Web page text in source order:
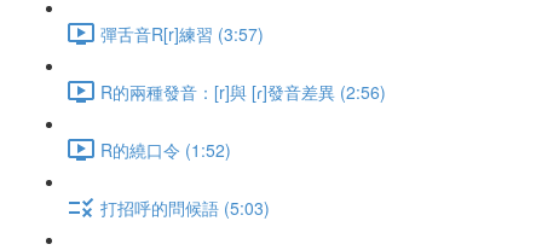
彈舌音R[r]練習 (3:57)
R的兩種發音：[r]與 [ɾ]發音差異 (2:56)
R的繞口令 (1:52)
打招呼的問候語 (5:03)